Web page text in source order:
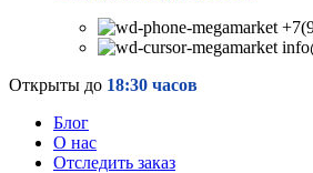
Открыты до 18:30 часов
Блог
О нас
Отследить заказ